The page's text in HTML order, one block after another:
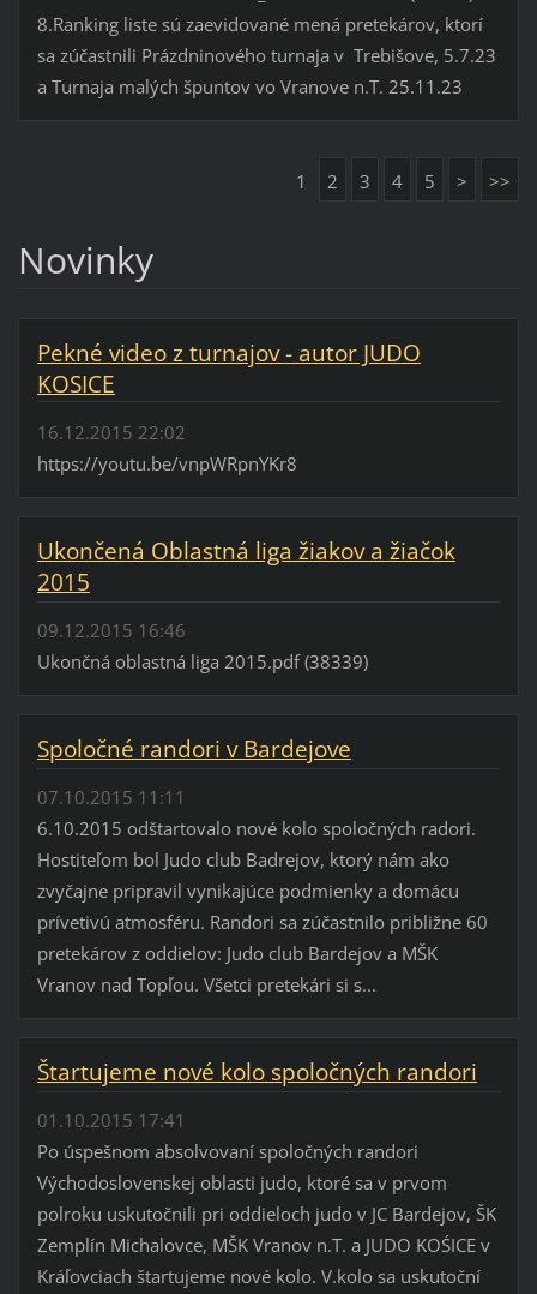
8.Ranking liste sú zaevidované mená pretekárov, ktorí
sa zúčastnili Prázdninového turnaja v Trebišove, 5.7.23
a Turnaja malých špuntov vo Vranove n.T. 25.11.23
1 2 3 4 5 > >>
Novinky
Pekné video z turnajov - autor JUDO
KOSICE
16.12.2015 22:02
https://youtu.be/vnpWRpnYKr8
Ukončená Oblastná liga žiakov a žiačok
2015
09.12.2015 16:46
Ukončná oblastná liga 2015.pdf (38339)
Spoločné randori v Bardejove
07.10.2015 11:11
6.10.2015 odštartovalo nové kolo spoločných radori.
Hostiteľom bol Judo club Badrejov, ktorý nám ako
zvyčajne pripravil vynikajúce podmienky a domácu
prívetivú atmosféru. Randori sa zúčastnilo približne 60
pretekárov z oddielov: Judo club Bardejov a MŠK
Vranov nad Topľou. Všetci pretekári si s...
Štartujeme nové kolo spoločných randori
01.10.2015 17:41
Po úspešnom absolvovaní spoločných randori
Východoslovenskej oblasti judo, ktoré sa v prvom
polroku uskutočnili pri oddieloch judo v JC Bardejov, ŠK
Zemplín Michalovce, MŠK Vranov n.T. a JUDO KOŚICE v
Kráľovciach štartujeme nové kolo. V.kolo sa uskutoční